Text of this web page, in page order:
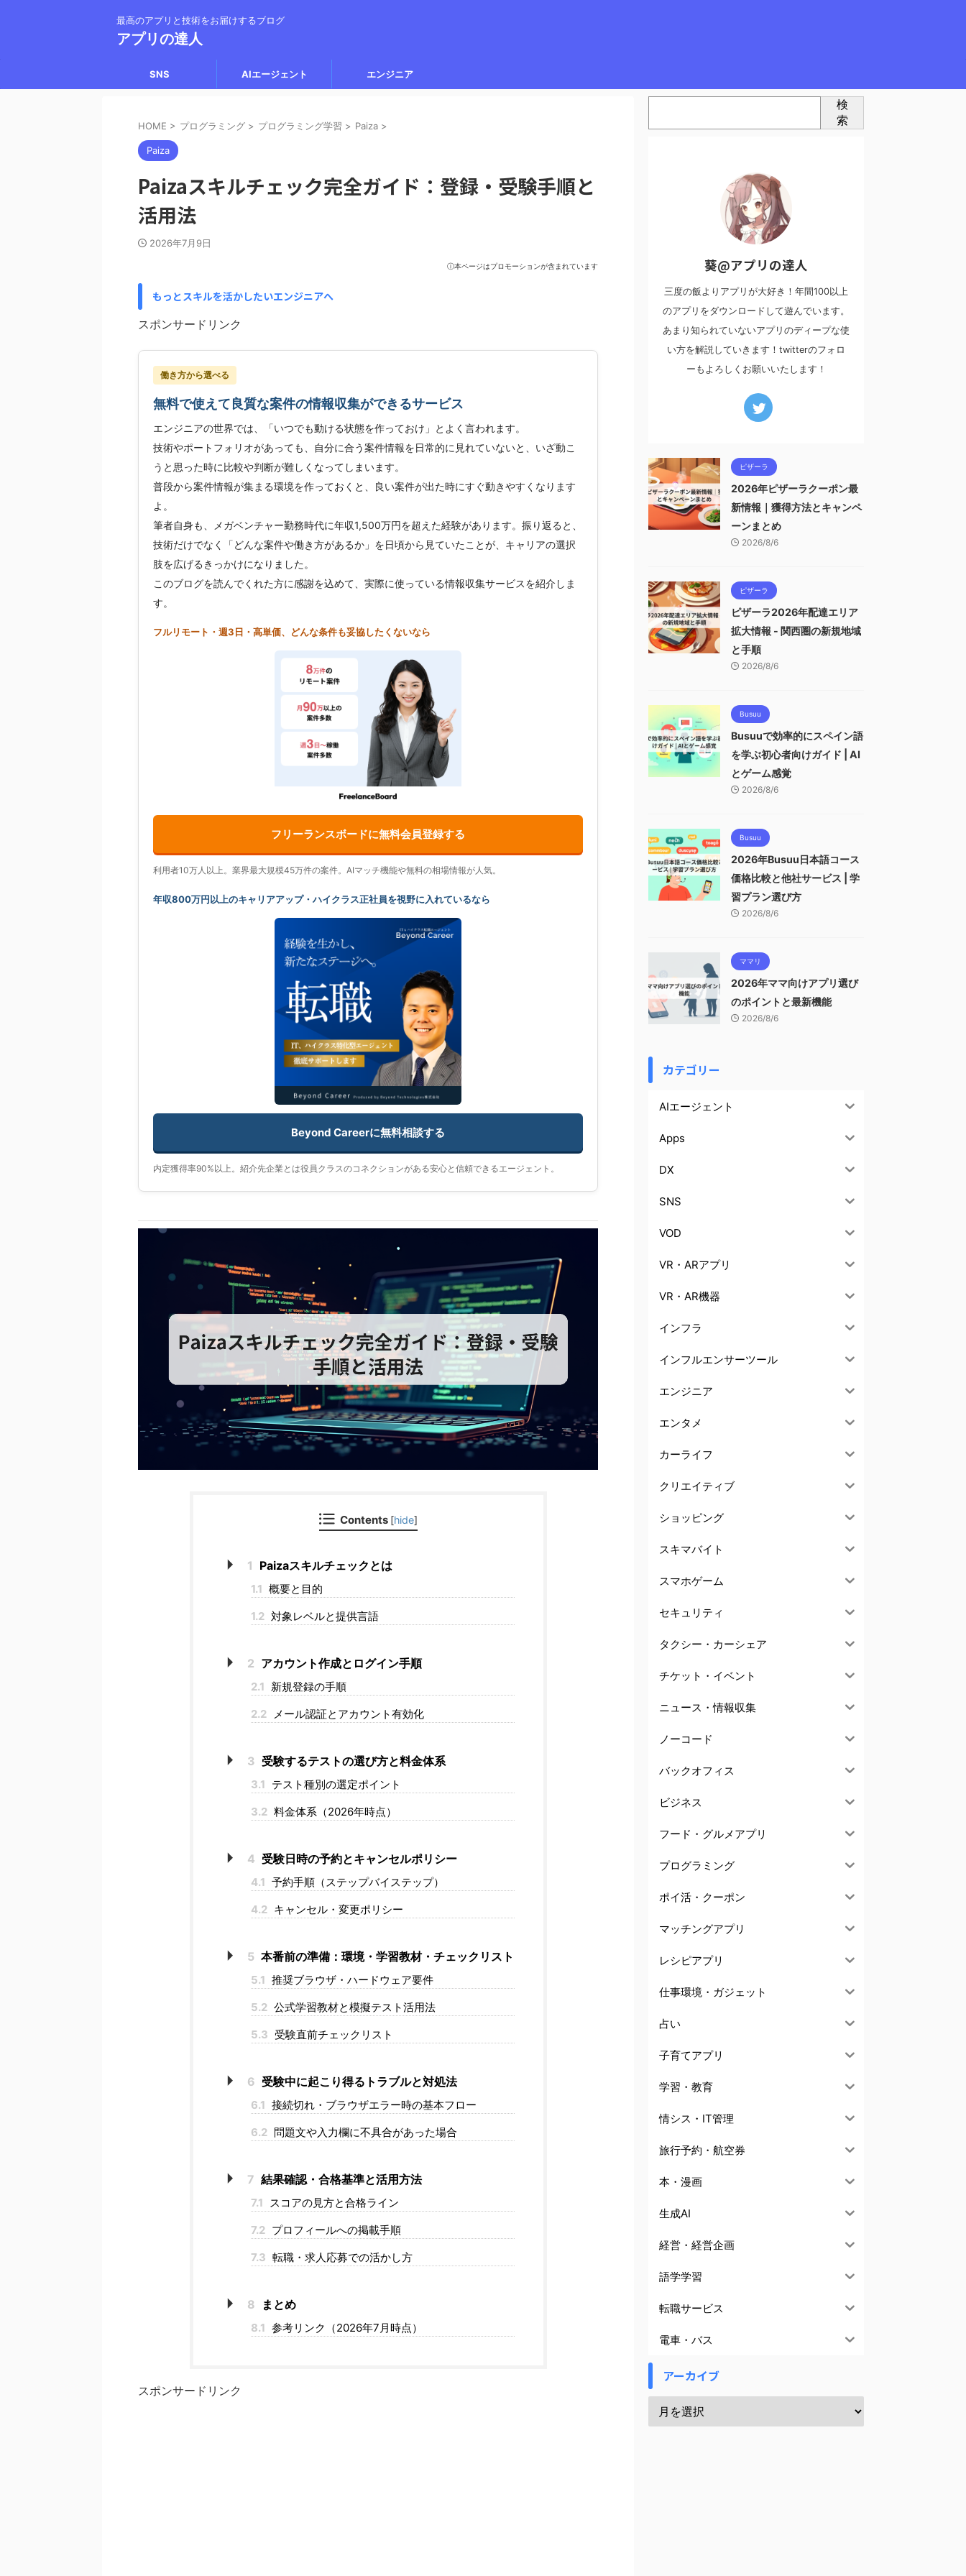
最高のアプリと技術をお届けするブログ
アプリの達人
SNS AIエージェント エンジニア
HOME > プログラミング > プログラミング学習 > Paiza >
Paiza
Paizaスキルチェック完全ガイド：登録・受験手順と
活用法
2026年7月9日
ⓘ本ページはプロモーションが含まれています
もっとスキルを活かしたいエンジニアへ
スポンサードリンク
働き方から選べる
無料で使えて良質な案件の情報収集ができるサービス
エンジニアの世界では、「いつでも動ける状態を作っておけ」とよく言われます。
技術やポートフォリオがあっても、自分に合う案件情報を日常的に見れていないと、いざ動こ
うと思った時に比較や判断が難しくなってしまいます。
普段から案件情報が集まる環境を作っておくと、良い案件が出た時にすぐ動きやすくなります
よ。
筆者自身も、メガベンチャー勤務時代に年収1,500万円を超えた経験があります。振り返ると、
技術だけでなく「どんな案件や働き方があるか」を日頃から見ていたことが、キャリアの選択
肢を広げるきっかけになりました。
このブログを読んでくれた方に感謝を込めて、実際に使っている情報収集サービスを紹介しま
す。
フルリモート・週3日・高単価、どんな条件も妥協したくないなら
フリーランスボードに無料会員登録する
利用者10万人以上。業界最大規模45万件の案件。AIマッチ機能や無料の相場情報が人気。
年収800万円以上のキャリアアップ・ハイクラス正社員を視野に入れているなら
Beyond Careerに無料相談する
内定獲得率90%以上。紹介先企業とは役員クラスのコネクションがある安心と信頼できるエージェント。
Contents [hide]
1 Paizaスキルチェックとは
1.1 概要と目的
1.2 対象レベルと提供言語
2 アカウント作成とログイン手順
2.1 新規登録の手順
2.2
メール認証とアカウント有効化
3 受験するテストの選び方と料金体系
3.1 テスト種別の選定ポイント
3.2 料金体系（2026年時点）
4 受験日時の予約とキャンセルポリシー
4.1 予約手順（ステップバイステップ）
4.2 キャンセル・変更ポリシー
5 本番前の準備：環境・学習教材・チェックリスト
5.1 推奨ブラウザ・ハードウェア要件
5.2 公式学習教材と模擬テスト活用法
5.3 受験直前チェックリスト
6 受験中に起こり得るトラブルと対処法
6.1 接続切れ・ブラウザエラー時の基本フロー
6.2 問題文や入力欄に不具合があった場合
7 結果確認・合格基準と活用方法
7.1 スコアの見方と合格ライン
7.2 プロフィールへの掲載手順
7.3 転職・求人応募での活かし方
8 まとめ
8.1 参考リンク（2026年7月時点）
スポンサードリンク
検
索
葵@アプリの達人
三度の飯よりアプリが大好き！年間100以上
のアプリをダウンロードして遊んでいます。
あまり知られていないアプリのディープな使
い方を解説していきます！twitterのフォロ
ーもよろしくお願いいたします！
ピザーラ
2026年ピザーラクーポン最
新情報｜獲得方法とキャンペ
ーンまとめ
2026/8/6
ピザーラ
ピザーラ2026年配達エリア
拡大情報 - 関西圏の新規地域
と手順
2026/8/6
Busuu
Busuuで効率的にスペイン語
を学ぶ初心者向けガイド | AI
とゲーム感覚
2026/8/6
Busuu
2026年Busuu日本語コース
価格比較と他社サービス | 学
習プラン選び方
2026/8/6
ママリ
2026年ママ向けアプリ選び
のポイントと最新機能
2026/8/6
カテゴリー
AIエージェント
Apps
DX
SNS
VOD
VR・ARアプリ
VR・AR機器
インフラ
インフルエンサーツール
エンジニア
エンタメ
カーライフ
クリエイティブ
ショッピング
スキマバイト
スマホゲーム
セキュリティ
タクシー・カーシェア
チケット・イベント
ニュース・情報収集
ノーコード
バックオフィス
ビジネス
フード・グルメアプリ
プログラミング
ポイ活・クーポン
マッチングアプリ
レシピアプリ
仕事環境・ガジェット
占い
子育てアプリ
学習・教育
情シス・IT管理
旅行予約・航空券
本・漫画
生成AI
経営・経営企画
語学学習
転職サービス
電車・バス
アーカイブ